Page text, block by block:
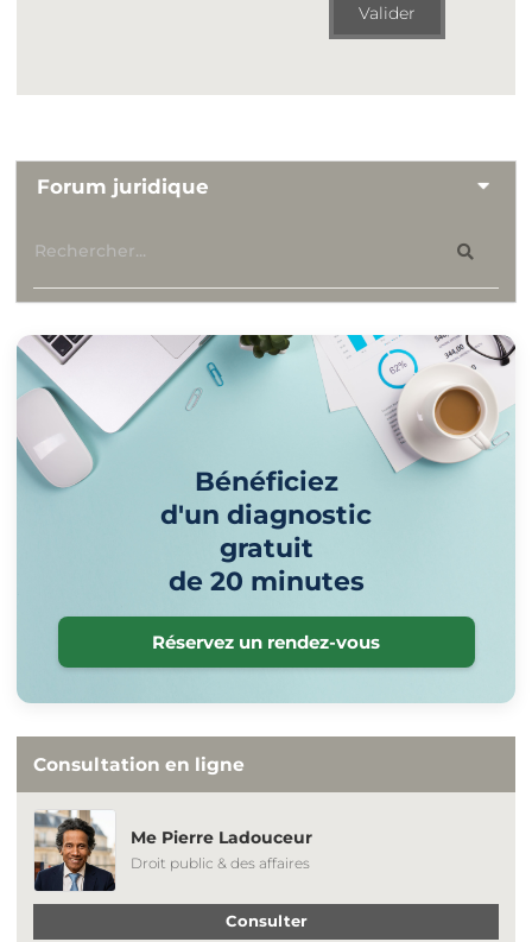
Valider
Forum juridique
Bénéficiez
d'un diagnostic
gratuit
de 20 minutes
Réservez un rendez-vous
Consultation en ligne
Me Pierre Ladouceur
Droit public & des affaires
Consulter